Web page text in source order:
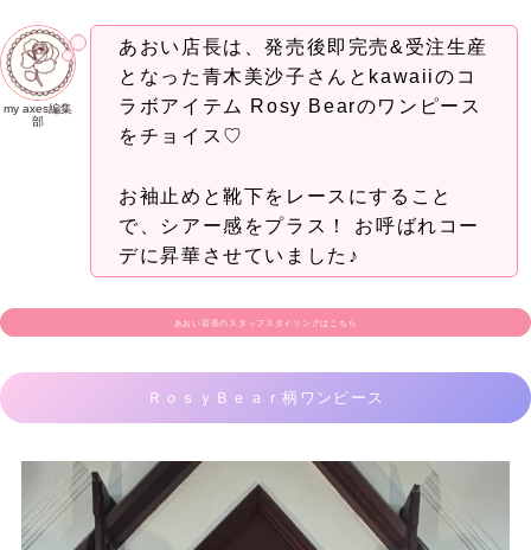
my axes編集
部
あおい店長は、発売後即完売&受注生産
となった青木美沙子さんとkawaiiのコ
ラボアイテム Rosy Bearのワンピース
をチョイス♡
お袖止めと靴下をレースにすること
で、シアー感をプラス！ お呼ばれコー
デに昇華させていました♪
あおい店長のスタッフスタイリングはこちら
ＲｏｓｙＢｅａｒ柄ワンピース